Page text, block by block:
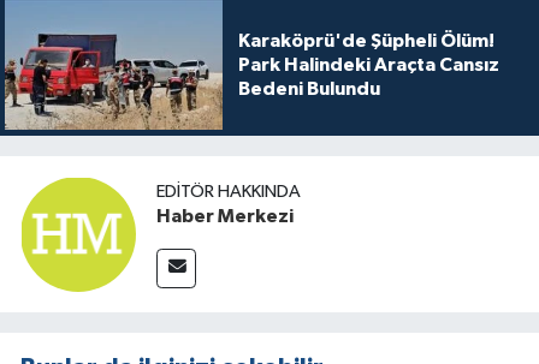
Karaköprü'de Şüpheli Ölüm!
Park Halindeki Araçta Cansız
Bedeni Bulundu
EDITÖR HAKKINDA
Haber Merkezi